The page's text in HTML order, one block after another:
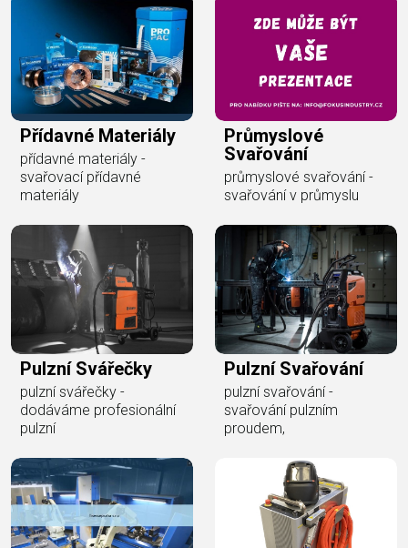
Přídavné Materiály
přídavné materiály -
svařovací přídavné
materiály
Průmyslové
Svařování
průmyslové svařování -
svařování v průmyslu
Pulzní Svářečky
pulzní svářečky -
dodáváme profesionální
pulzní
Pulzní Svařování
pulzní svařování -
svařování pulzním
proudem,